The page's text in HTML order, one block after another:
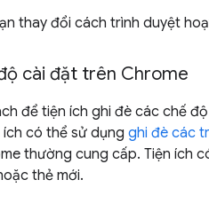
thay đổi cách trình duyệt
cài đặt trên Chrome
để tiện ích ghi đè các chế
có thể sử dụng ghi đè các
thường cung cấp. Tiện ích
thẻ mới.